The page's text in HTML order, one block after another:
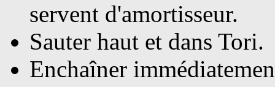
servent d'amortisseur.
Sauter haut et dans Tori.
Enchaîner